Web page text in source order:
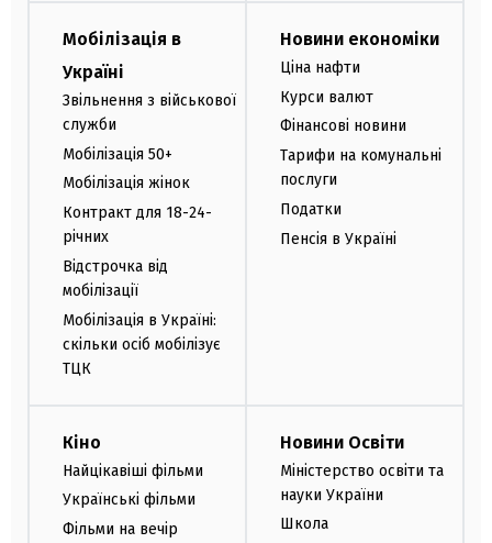
Мобілізація в
Україні
Звільнення з військової
служби
Мобілізація 50+
Мобілізація жінок
Контракт для 18-24-
річних
Відстрочка від
мобілізації
Мобілізація в Україні:
скільки осіб мобілізує
ТЦК
Новини економіки
Ціна нафти
Курси валют
Фінансові новини
Тарифи на комунальні
послуги
Податки
Пенсія в Україні
Кіно
Найцікавіші фільми
Українські фільми
Фільми на вечір
Новини Освіти
Міністерство освіти та
науки України
Школа